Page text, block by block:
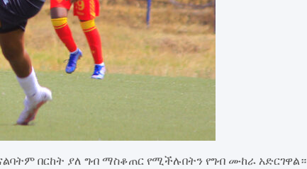
በርከት ያለ ግብ ማስቆጠር የሚችሉበትን የግብ ሙከራ አድርገዋል።